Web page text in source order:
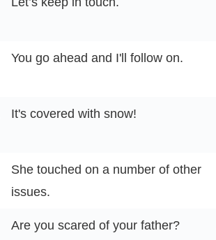
You go ahead and I'll follow on.
It's covered with snow!
She touched on a number of other
issues.
Are you scared of your father?